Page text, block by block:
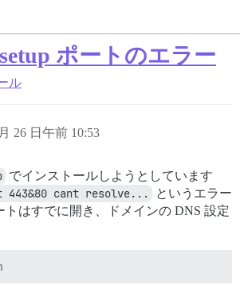
ポートのエラー
ル
26 日午前 10:53
でインストールしようとしています
443&80 cant resolve...
というエラー
トはすでに開き、ドメインの DNS 設定